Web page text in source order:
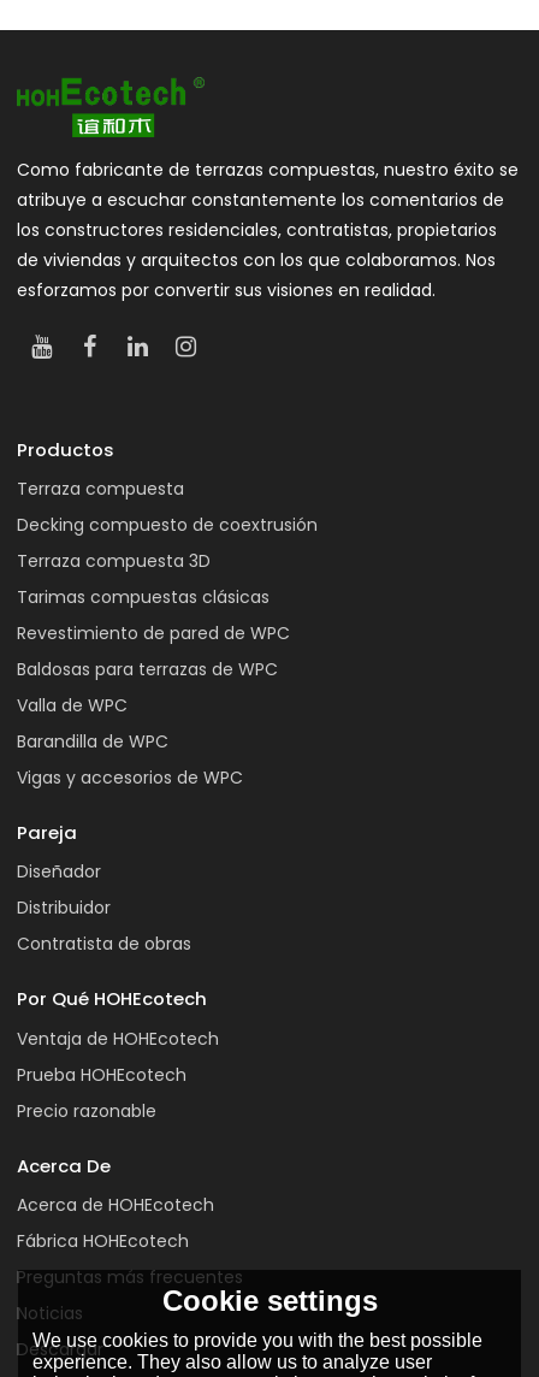
Como fabricante de terrazas compuestas, nuestro éxito se
atribuye a escuchar constantemente los comentarios de
los constructores residenciales, contratistas, propietarios
de viviendas y arquitectos con los que colaboramos. Nos
esforzamos por convertir sus visiones en realidad.
Productos
Terraza compuesta
Decking compuesto de coextrusión
Terraza compuesta 3D
Tarimas compuestas clásicas
Revestimiento de pared de WPC
Baldosas para terrazas de WPC
Valla de WPC
Barandilla de WPC
Vigas y accesorios de WPC
Pareja
Diseñador
Distribuidor
Contratista de obras
Por Qué HOHEcotech
Ventaja de HOHEcotech
Prueba HOHEcotech
Precio razonable
Acerca De
Acerca de HOHEcotech
Fábrica HOHEcotech
Preguntas más frecuentes
Noticias
Descargar
Cookie settings
We use cookies to provide you with the best possible
experience. They also allow us to analyze user